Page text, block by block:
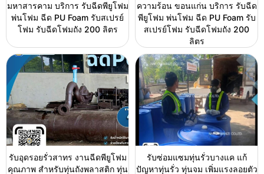
มหาสารคาม บริการ รับฉีดพียูโฟม
พ่นโฟม ฉีด PU Foam รับสเปรย์
โฟม รับฉีดโฟมถัง 200 ลิตร
ความร้อน ขอนแก่น บริการ รับฉีด
พียูโฟม พ่นโฟม ฉีด PU Foam รับ
สเปรย์โฟม รับฉีดโฟมถัง 200
ลิตร
รับอุดรอยรั่วสาทร งานฉีดพียูโฟม
คุณภาพ สำหรับทุ่นถังพลาสติก ทุ่น
รับซ่อมแซมทุ่นรั่วบางแค แก้
ปัญหาทุ่นรั่ว ทุ่นจม เพิ่มแรงลอยตัว